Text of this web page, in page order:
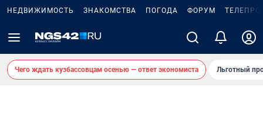
НЕДВИЖИМОСТЬ ЗНАКОМСТВА ПОГОДА ФОРУМ
Чего ждать кузбассовцам осенью — ответ экономиста Льготный